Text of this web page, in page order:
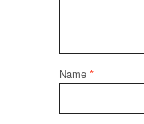
Name *